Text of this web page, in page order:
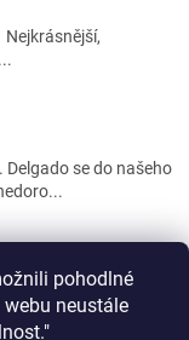
pohodlné
neustále
Delgado se do našeho